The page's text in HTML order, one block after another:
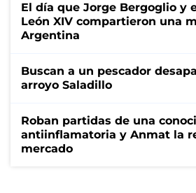
El día que Jorge Bergoglio y
León XIV compartieron una
Argentina
Buscan a un pescador
arroyo Saladillo
Roban partidas de una
antiinflamatoria y Anmat la
mercado